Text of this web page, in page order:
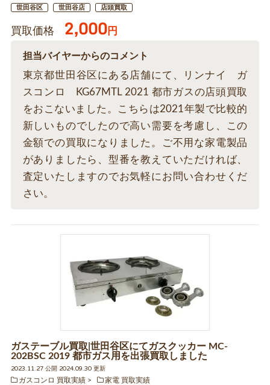
世田谷区 世田谷店 店頭買取
買取価格 2,000円
担当バイヤーからのコメント
東京都世田谷区にある店舗にて、リンナイ ガ
スコンロ KG67MTL 2021 都市ガスの店頭買取
をおこないました。こちらは2021年製で比較的
新しいものでしたので高い需要を考慮し、この
金額での買取になりました。ご不用な家電製品
がありましたら、型番を教えていただければ、
査定いたしますのでお気軽にお問い合わせくだ
さい。
ガステーブル買取|世田谷区にてガスクッカー MC-
202BSC 2019 都市ガス用を出張買取しました
2023.11.27 公開 2024.09.30 更新
ガスコンロ 買取実績
家電 買取実績